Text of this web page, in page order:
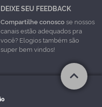
DEIXE SEU FEEDBACK
Compartilhe conoscose nossos
canais estão adequados pra
você? Elogios também são
super bem vindos!